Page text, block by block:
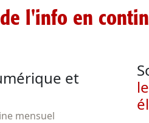
l'info en
et
mensuel